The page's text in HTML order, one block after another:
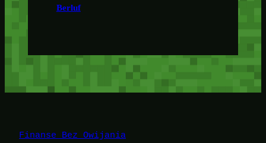
Berluf
Finanse Bez Owijania